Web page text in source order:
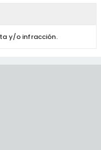
y/o infracción.